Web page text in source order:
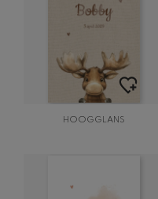
HOOGGLANS